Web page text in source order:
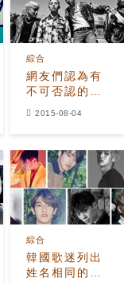
網友們認為有
不可否認的天
綜合
2015-08-04
韓國歌迷列出
姓名相同的K-
綜合